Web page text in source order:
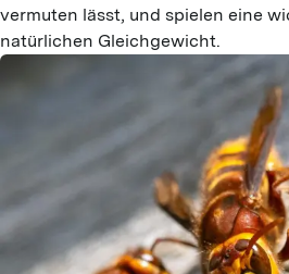
vermuten lässt, und spielen eine
natürlichen Gleichgewicht.